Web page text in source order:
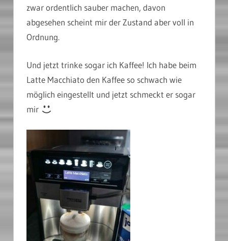
zwar ordentlich sauber machen, davon
abgesehen scheint mir der Zustand aber voll in
Ordnung.
Und jetzt trinke sogar ich Kaffee! Ich habe beim
Latte Macchiato den Kaffee so schwach wie
möglich eingestellt und jetzt schmeckt er sogar
mir